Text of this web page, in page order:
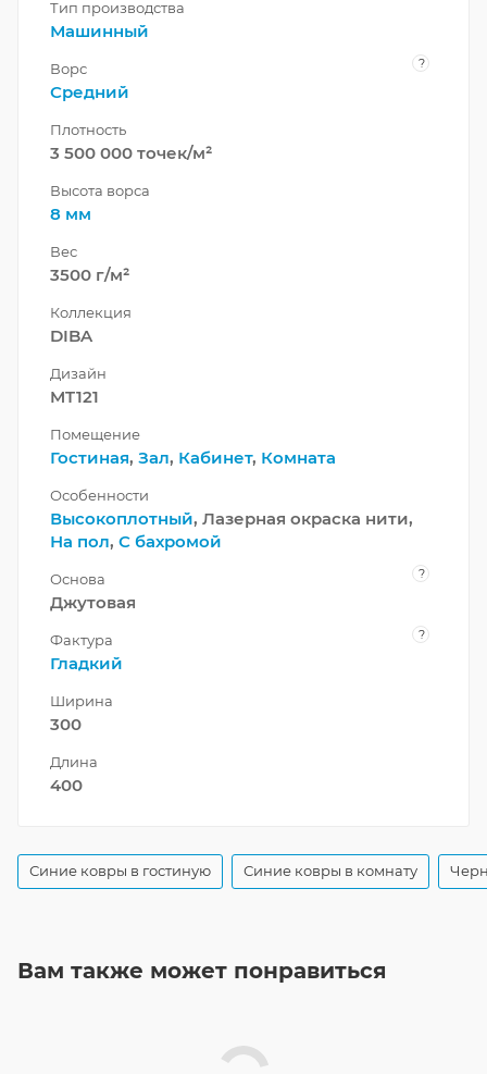
Тип производства
Машинный
Ворс ?
Средний
Плотность
3 500 000 точек/м²
Высота ворса
8 мм
Вес
3500 г/м²
Коллекция
DIBA
Дизайн
MT121
Помещение
Гостиная, Зал, Кабинет, Комната
Особенности
Высокоплотный, Лазерная окраска нити,
На пол, С бахромой
Основа ?
Джутовая
Фактура ?
Гладкий
Ширина
300
Длина
400
Синие ковры в гостиную Синие ковры в комнату
Вам также может понравиться